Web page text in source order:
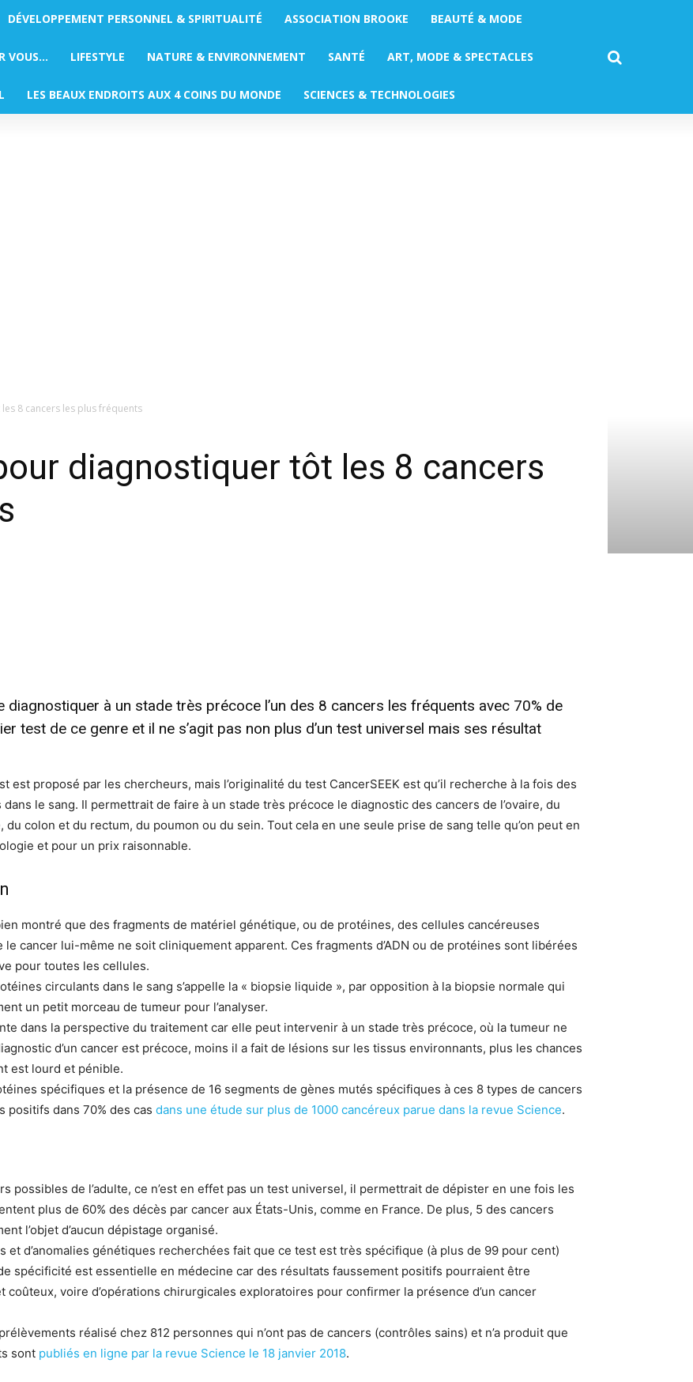
DÉVELOPPEMENT PERSONNEL & SPIRITUALITÉ ASSOCIATION BROOKE BEAUTÉ & MODE
VOUS… LIFESTYLE NATURE & ENVIRONNEMENT SANTÉ ART, MODE & SPECTACLES
LES BEAUX ENDROITS AUX 4 COINS DU MONDE SCIENCES & TECHNOLOGIES
8 cancers les plus fréquents
diagnostiquer tôt les 8 cancers
à un stade très précoce l’un des 8 cancers les fréquents avec 70% de
test de ce genre et il ne s’agit pas non plus d’un test universel mais ses résultat
est proposé par les chercheurs, mais l’originalité du test CancerSEEK est qu’il recherche à la fois des
le sang. Il permettrait de faire à un stade très précoce le diagnostic des cancers de l’ovaire, du
du colon et du rectum, du poumon ou du sein. Tout cela en une seule prise de sang telle qu’on peut en
et pour un prix raisonnable.
montré que des fragments de matériel génétique, ou de protéines, des cellules cancéreuses
cancer lui-même ne soit cliniquement apparent. Ces fragments d’ADN ou de protéines sont libérées
pour toutes les cellules.
circulants dans le sang s’appelle la « biopsie liquide », par opposition à la biopsie normale qui
un petit morceau de tumeur pour l’analyser.
dans la perspective du traitement car elle peut intervenir à un stade très précoce, où la tumeur ne
d’un cancer est précoce, moins il a fait de lésions sur les tissus environnants, plus les chances
est lourd et pénible.
spécifiques et la présence de 16 segments de gènes mutés spécifiques à ces 8 types de cancers
positifs dans 70% des cas dans une étude sur plus de 1000 cancéreux parue dans la revue Science.
possibles de l’adulte, ce n’est en effet pas un test universel, il permettrait de dépister en une fois les
plus de 60% des décès par cancer aux États-Unis, comme en France. De plus, 5 des cancers
l’objet d’aucun dépistage organisé.
et d’anomalies génétiques recherchées fait que ce test est très spécifique (à plus de 99 pour cent)
spécificité est essentielle en médecine car des résultats faussement positifs pourraient être
voire d’opérations chirurgicales exploratoires pour confirmer la présence d’un cancer
réalisé chez 812 personnes qui n’ont pas de cancers (contrôles sains) et n’a produit que
sont publiés en ligne par la revue Science le 18 janvier 2018.